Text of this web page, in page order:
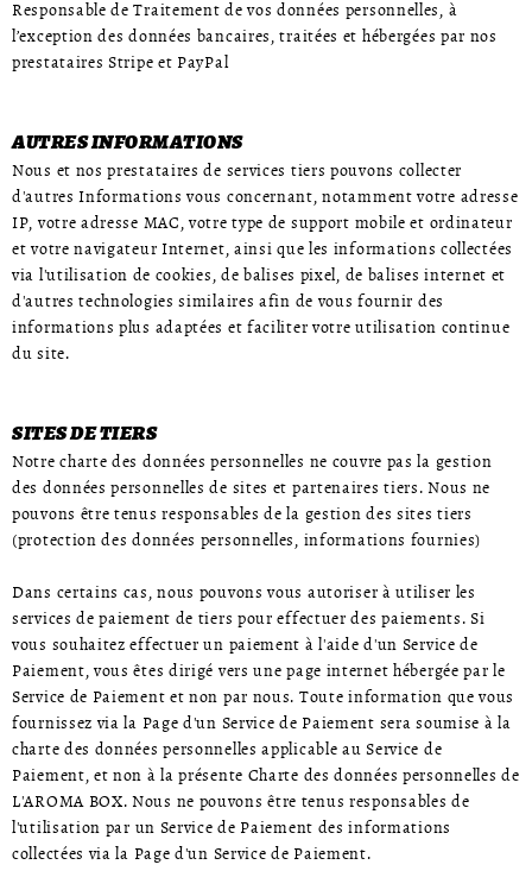
Responsable de Traitement de vos données personnelles, à
l’exception des données bancaires, traitées et hébergées par nos
prestataires Stripe et PayPal
AUTRES INFORMATIONS
Nous et nos prestataires de services tiers pouvons collecter
d'autres Informations vous concernant, notamment votre adresse
IP, votre adresse MAC, votre type de support mobile et ordinateur
et votre navigateur Internet, ainsi que les informations collectées
via l'utilisation de cookies, de balises pixel, de balises internet et
d'autres technologies similaires afin de vous fournir des
informations plus adaptées et faciliter votre utilisation continue
du site.
SITES DE TIERS
Notre charte des données personnelles ne couvre pas la gestion
des données personnelles de sites et partenaires tiers. Nous ne
pouvons être tenus responsables de la gestion des sites tiers
(protection des données personnelles, informations fournies)
Dans certains cas, nous pouvons vous autoriser à utiliser les
services de paiement de tiers pour effectuer des paiements. Si
vous souhaitez effectuer un paiement à l'aide d'un Service de
Paiement, vous êtes dirigé vers une page internet hébergée par le
Service de Paiement et non par nous. Toute information que vous
fournissez via la Page d'un Service de Paiement sera soumise à la
charte des données personnelles applicable au Service de
Paiement, et non à la présente Charte des données personnelles de
L'AROMA BOX. Nous ne pouvons être tenus responsables de
l'utilisation par un Service de Paiement des informations
collectées via la Page d'un Service de Paiement.